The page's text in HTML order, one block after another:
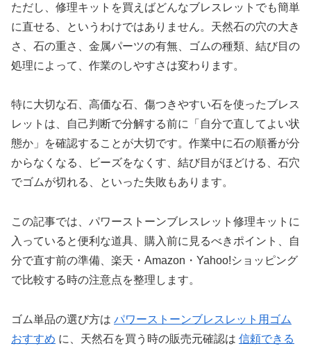
ただし、修理キットを買えばどんなブレスレットでも簡単
に直せる、というわけではありません。天然石の穴の大き
さ、石の重さ、金属パーツの有無、ゴムの種類、結び目の
処理によって、作業のしやすさは変わります。
特に大切な石、高価な石、傷つきやすい石を使ったブレス
レットは、自己判断で分解する前に「自分で直してよい状
態か」を確認することが大切です。作業中に石の順番が分
からなくなる、ビーズをなくす、結び目がほどける、石穴
でゴムが切れる、といった失敗もあります。
この記事では、パワーストーンブレスレット修理キットに
入っていると便利な道具、購入前に見るべきポイント、自
分で直す前の準備、楽天・Amazon・Yahoo!ショッピング
で比較する時の注意点を整理します。
ゴム単品の選び方は パワーストーンブレスレット用ゴム
おすすめ に、天然石を買う時の販売元確認は 信頼できる